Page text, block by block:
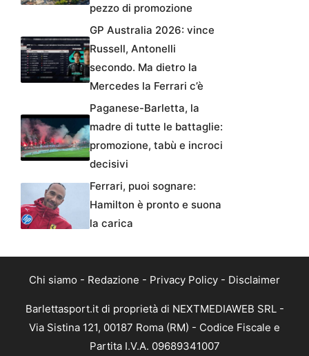
pezzo di promozione
GP Australia 2026: vince
Russell, Antonelli
secondo. Ma dietro la
Mercedes la Ferrari c’è
Paganese-Barletta, la
madre di tutte le battaglie:
promozione, tabù e incroci
decisivi
Ferrari, puoi sognare:
Hamilton è pronto e suona
la carica
Chi siamo - Redazione - Privacy Policy - Disclaimer
Barlettasport.it di proprietà di NEXTMEDIAWEB SRL -
Via Sistina 121, 00187 Roma (RM) - Codice Fiscale e
Partita I.V.A. 09689341007